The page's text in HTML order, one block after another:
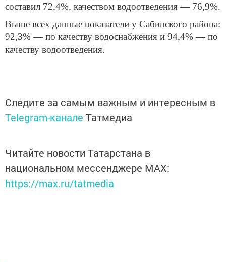
составил 72,4%, качеством водоотведения — 76,9%.
Выше всех данные показатели у Сабинского района:
92,3% — по качеству водоснабжения и 94,4% — по
качеству водоотведения.
Следите за самым важным и интересным в
Telegram-канале Татмедиа
Читайте новости Татарстана в
национальном мессенджере MАХ:
https://max.ru/tatmedia